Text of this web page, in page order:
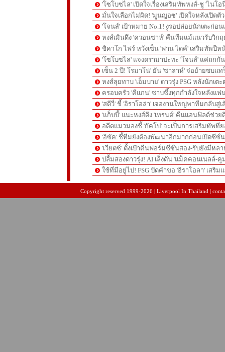
'โซโบซไล' เปิดใจเรื่องเสริมทัพหงส์-ชู 'ไนโ
มั่นใจเลือกไม่ผิด! 'มูนญอซ' เปิดใจหลังเปิดตั
'โจนส์' เป้าหมาย No.1! งูรอปล่อยนักเตะก่อ
หงส์เมินดึง 'ควอนซาห์' คืนทีมแม้แนวรับวิก
ชิคาโก ไฟร์ หวังเซ็น 'ฟาน ไดค์' เสริมทัพปีห
'โซโบซไล' แจงดราม่าปะทะ 'โจนส์' แค่ถกกั
เซ็น 2 ปี! โรมาโน่' ยัน 'ซาลาห์' จ่อย้ายซบแ
หงส์ลุยทาบ 'เอ็มบาย' ดาวรุ่ง PSG หลังนักเต
ครอบครัว 'คีแกน' ซาบซึ้งทุกกำลังใจหลังแฟ
'สตีวี่' ชี้ 'อิราโอล่า' เจองานใหญ่พาทีมกลับสู่
'แก็บบี้' แนะหงส์ดึง 'เทรนต์' คืนแอนฟิลด์ช่วย
อดีตแมวมองชี้ 'กัคโป' จะเป็นการเสริมทัพที่
'อิซัค' ชี้ทีมยังต้องพัฒนาอีกมากก่อนเปิดซีซั่
'เวียตซ์' ตั้งเป้าคืนฟอร์มซีซั่นสอง-รับยังมีหล
ปลื้มสองดาวรุ่ง! AI เล็งดัน 'แม็คคอนเนลล์-
ใช้ที่มีอยู่ไป! FSG ปัดคำขอ 'อิราโอลา' เสริม
Copyright reserved 1999-2026 | Liverpool In Thailand |